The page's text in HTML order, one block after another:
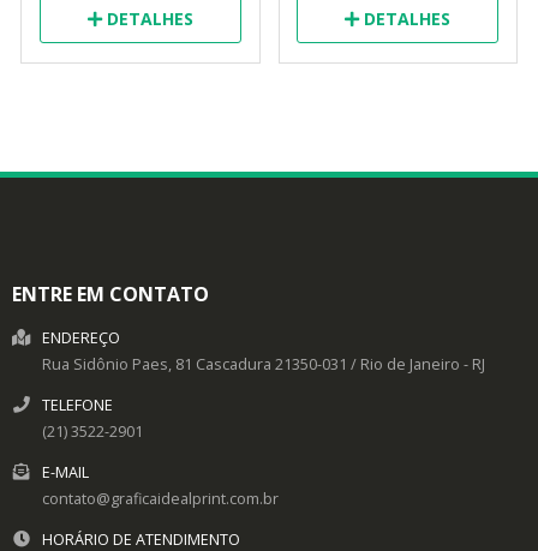
DETALHES DETALHES
ENTRE EM CONTATO
ENDEREÇO
Rua Sidônio Paes, 81 Cascadura 21350-031 / Rio de Janeiro - RJ
TELEFONE
(21) 3522-2901
E-MAIL
contato@graficaidealprint.com.br
HORÁRIO DE ATENDIMENTO